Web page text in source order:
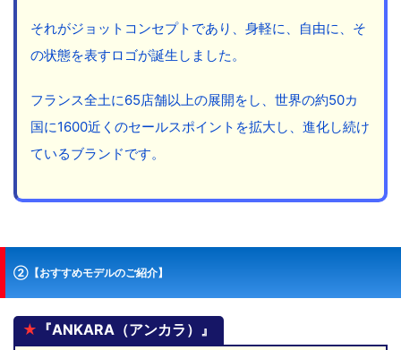
それがジョットコンセプトであり、身軽に、自由に、そ
の状態を表すロゴが誕生しました。
フランス全土に65店舗以上の展開をし、世界の約50カ
国に1600近くのセールスポイントを拡大し、進化し続け
ているブランドです。
②【おすすめモデルのご紹介】
★ 『ANKARA（アンカラ）』